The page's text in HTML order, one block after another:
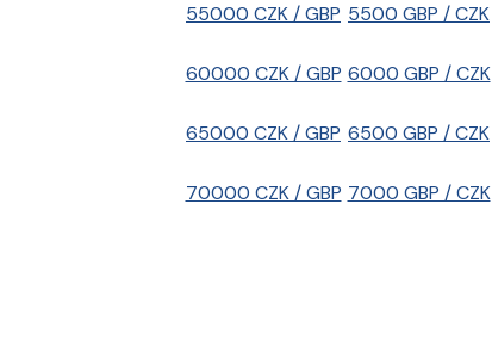
55000 CZK / GBP
60000 CZK / GBP
65000 CZK / GBP
70000 CZK / GBP
5500 GBP / CZK
6000 GBP / CZK
6500 GBP / CZK
7000 GBP / CZK